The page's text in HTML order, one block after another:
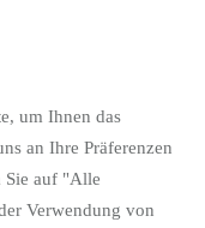
um Ihnen das
an Ihre Präferenzen
Sie auf "Alle
Verwendung von